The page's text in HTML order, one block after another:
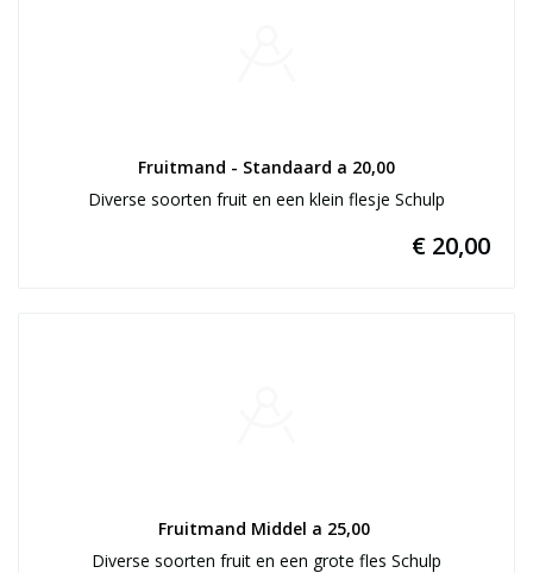
Fruitmand - Standaard a 20,00
Diverse soorten fruit en een klein flesje Schulp
€ 20,00
Fruitmand Middel a 25,00
Diverse soorten fruit en een grote fles Schulp